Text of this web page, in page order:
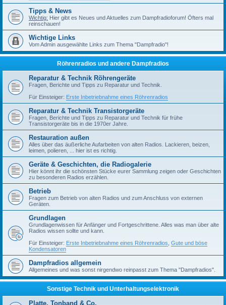
Tipps & News
Wichtig: Hier gibt es Neues und Aktuelles zum Dampfradioforum! Öfters mal
reinschauen!
Wichtige Links
Vom Admin ausgewählte Links zum Thema "Dampfradio"!
Röhrenradios und andere Dampfradios
Reparatur & Technik Röhrengeräte
Fragen, Berichte und Tipps zu Reparatur und Technik.
Für Einsteiger: Erste Inbetriebnahme eines Röhrenradios
Reparatur & Technik Transistorgeräte
Fragen, Berichte und Tipps zu Reparatur und Technik für frühe
Transistorgeräte bis in die 1970er Jahre.
Restauration außen
Alles über das äußerliche Aufarbeiten von alten Radios. Lackieren, beizen,
leimen, polieren, ... hier ist es richtig.
Geräte & Geschichten, die Radiogalerie
Hier könnt ihr die schönsten Stücke eurer Sammlung zeigen oder Geschichten
zu besonderen Radios erzählen.
Betrieb
Fragen zum Betrieb von alten Radios und zum Anschluss von externen
Geräten.
Grundlagen
Grundlagenwissen für Anfänger und Fortgeschrittene. Alles was man über alte
Radios wissen sollte und kann.
Für Einsteiger: Erste Inbetriebnahme eines Röhrenradios Gute und böse
Kondensatoren
Dampfradios allgemein
Allgemeines und was sonst nirgendwo reinpasst zum Thema "Dampfradios".
Sonstige Technik und Unterhaltungselektronik
Platte, Tonband & Co.